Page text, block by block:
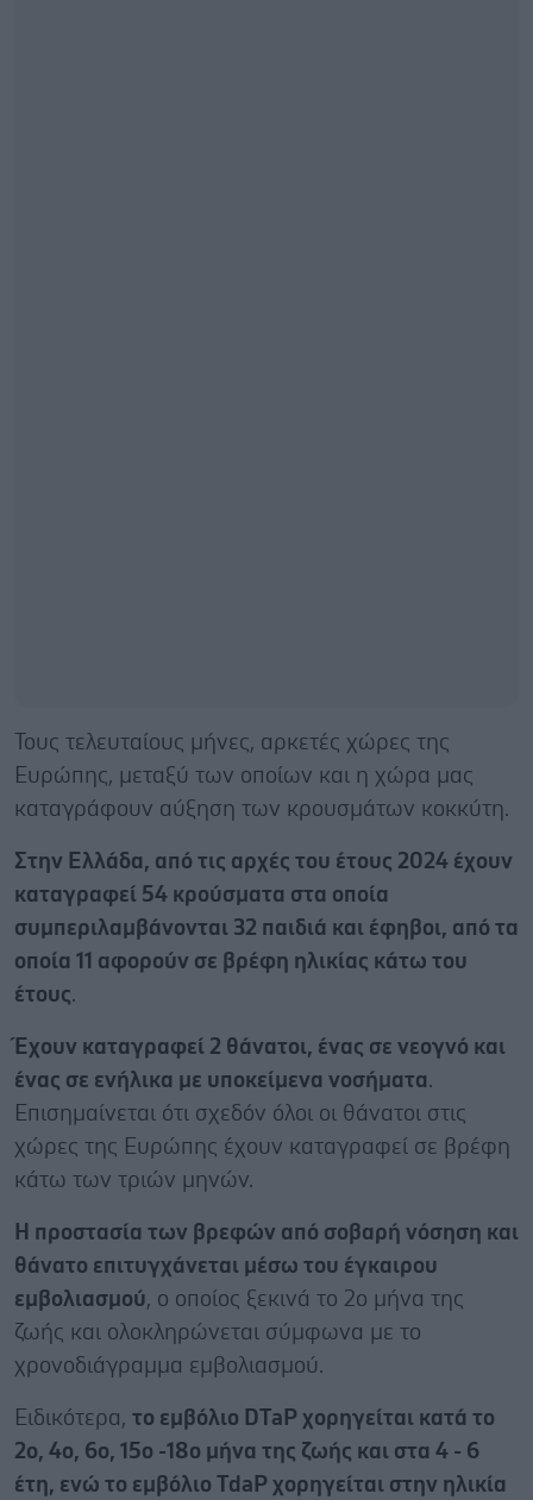
Τους τελευταίους μήνες, αρκετές χώρες της
Ευρώπης, μεταξύ των οποίων και η χώρα μας
καταγράφουν αύξηση των κρουσμάτων κοκκύτη.
Στην Ελλάδα, από τις αρχές του έτους 2024 έχουν
καταγραφεί 54 κρούσματα στα οποία
συμπεριλαμβάνονται 32 παιδιά και έφηβοι, από τα
οποία 11 αφορούν σε βρέφη ηλικίας κάτω του
έτους.
Έχουν καταγραφεί 2 θάνατοι, ένας σε νεογνό και
ένας σε ενήλικα με υποκείμενα νοσήματα.
Επισημαίνεται ότι σχεδόν όλοι οι θάνατοι στις
χώρες της Ευρώπης έχουν καταγραφεί σε βρέφη
κάτω των τριών μηνών.
Η προστασία των βρεφών από σοβαρή νόσηση και
θάνατο επιτυγχάνεται μέσω του έγκαιρου
εμβολιασμού, ο οποίος ξεκινά το 2ο μήνα της
ζωής και ολοκληρώνεται σύμφωνα με το
χρονοδιάγραμμα εμβολιασμού.
Ειδικότερα, το εμβόλιο DTaP χορηγείται κατά το
2ο, 4ο, 6ο, 15ο -18ο μήνα της ζωής και στα 4 - 6
έτη, ενώ το εμβόλιο TdaP χορηγείται στην ηλικία